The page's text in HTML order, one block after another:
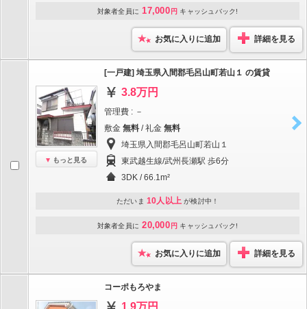
対象者全員に 17,000 円 キャッシュバック!
お気に入りに追加 詳細を見る
もっと見る
[一戸建] 埼玉県入間郡毛呂山町若山１ の賃貸
3.8万円
管理費 : －
敷金 無料 / 礼金 無料
埼玉県入間郡毛呂山町若山１
東武越生線/武州長瀬駅 歩6分
3DK / 66.1m²
ただいま 10人以上 が検討中！
対象者全員に 20,000 円 キャッシュバック!
お気に入りに追加 詳細を見る
コーポもろやま